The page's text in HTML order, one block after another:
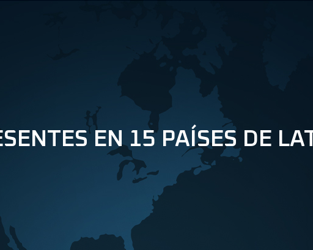
EN 15 PAÍSES DE